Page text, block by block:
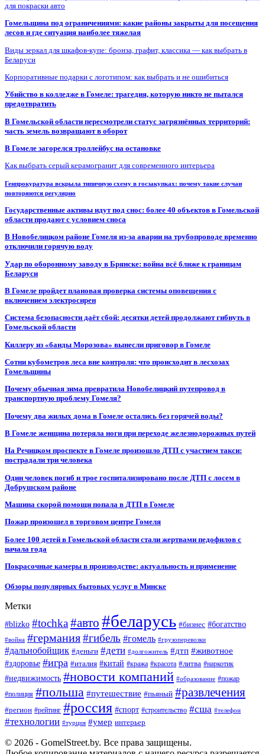
для покраски авто
Гомельщина под ограничениями: какие районы закрыты для посещения
лесов и где ситуация наиболее тяжелая
Виды зеркал для шкафов-купе: бронза, графит, классика — как выбрать в
Беларуси
Корпоративные подарки с логотипом: как выбрать и не ошибиться
Убийство в колледже в Гомеле: трагедия, которую никто не пытался
предотвратить
В Гомельской области пересмотрели статус загрязнённых территорий:
часть земель возвращают в оборот
В Гомеле загорелся троллейбус на остановке
Как выбрать серый керамогранит для современного интерьера
Генпрокуратура вскрыла типичную схему в госзакупках: почему такие случаи
повторяются регулярно
Государственные активы идут под снос: более 40 объектов в Гомельской
области продают с условием сноса
В Новобелицком районе Гомеля из-за аварии на трубопроводе временно
отключили горячую воду
Удар по оборонному заводу в Брянске: война всё ближе к границам
Беларуси
В Гомеле пройдет плановая проверка системы оповещения с
включением электросирен
Система безопасности даёт сбой: десятки детей продолжают гибнуть в
Гомельской области
Киллеру из «банды Морозова» вынесли приговор в Гомеле
Сотни кубометров леса вне контроля: что происходит в лесхозах
Гомельщины
Почему обычная зима превратила Новобелицкий путепровод в
транспортную проблему Гомеля?
Почему два жилых дома в Гомеле остались без горячей воды?
В Гомеле женщина потеряла ноги при переходе железнодорожных путей
На Речицком проспекте в Гомеле произошло ДТП с участием такси:
пострадали три человека
Один человек погиб и трое госпитализировано после ДТП с лосем в
Добрушском районе
Машина скорой помощи попала в ДТП в Гомеле
Пожар произошел в торговом центре Гомеля
Более 100 детей в Гомельской области стали жертвами педофилов с
начала года
Покрасочные камеры в производстве: актуальность и применение
Обзоры популярных бытовых услуг в Минске
Метки
#blizko #tochka#авто #беларусь #бизнес #богатство
#война #германия#гибель #гомель #грузоперевозки
#дальнобойщик #деньги #дети #долгожитель #дтп #животное
#здоровье #игра #италия #китай #кража #красота #литва #наркотик
#недвижимость #новости компаний #образование #пожар
#полиция #польша #путешествие #пьяный #развлечения
#регион #рейтинг #россия #спорт #строительство #сша #телефон
#технологии #турция #умер интерьер
© 2026 - GomelStreet.by. Все права защищены.